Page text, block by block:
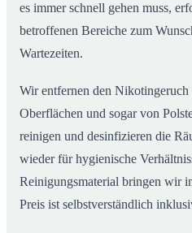
es immer schnell gehen muss,
betroffenen Bereiche zum
Wartezeiten.
Wir entfernen den Nikotingeruch
Oberflächen und sogar von
reinigen und desinfizieren die
wieder für hygienische
Reinigungsmaterial bringen wir
Preis ist selbstverständlich